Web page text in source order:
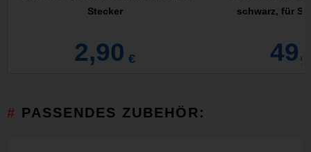
Stecker
2,90 €
schwarz, für
PASSENDES ZUBEHÖR: